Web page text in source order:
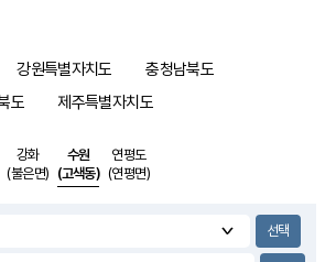
강원특별자치도
충청남북도
도 제주특별자치도
강화
(불은면)
수원
(고색동)
연평도
(연평면)